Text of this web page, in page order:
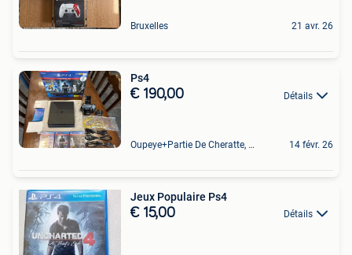
Bruxelles 21 avr. 26
Ps4
€ 190,00 Détails
Oupeye+Partie De Cheratte, Herstal Et Wandre 14 févr. 26
Jeux Populaire Ps4
€ 15,00 Détails